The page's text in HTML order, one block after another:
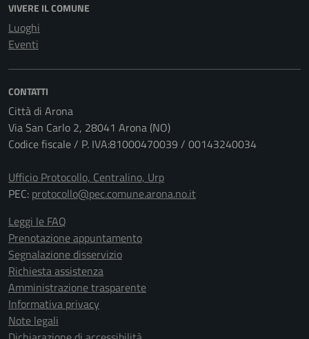
VIVERE IL COMUNE
Luoghi
Eventi
CONTATTI
Città di Arona
Via San Carlo 2, 28041 Arona (NO)
Codice fiscale / P. IVA:81000470039 / 00143240034
Ufficio Protocollo, Centralino, Urp
PEC: protocollo@pec.comune.arona.no.it
Leggi le FAQ
Prenotazione appuntamento
Segnalazione disservizio
Richiesta assistenza
Amministrazione trasparente
Informativa privacy
Note legali